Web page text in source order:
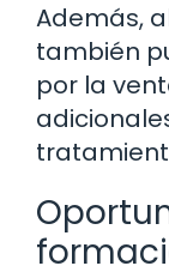
Además,
también
por la